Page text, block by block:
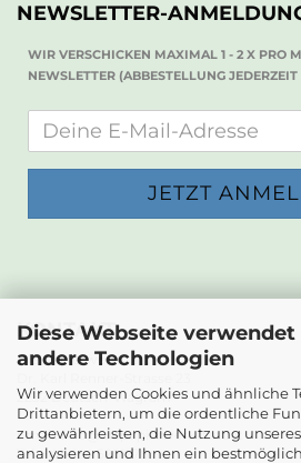
Diese Webseite
andere Technologien
Wir verwenden Cookies und ähnliche
Drittanbietern, um die ordentliche
zu gewährleisten, die Nutzung
analysieren und Ihnen ein
NEWSLETTER-
WIR VERSCHICKEN MAXIMAL 1 - 2 X PRO
NEWSLETTER (ABBESTELLUNG
KONTAKT
Die Papierwerkstatt
2232 Deutsch-Wagram
Email: info@diepapierwerkstatt.at
Tel. +43 664 5261978